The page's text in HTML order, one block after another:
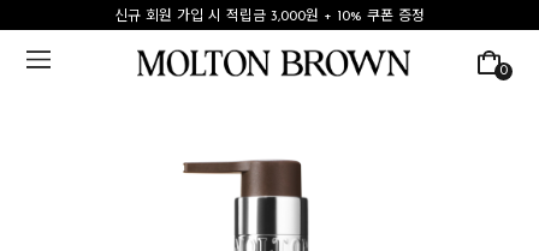
신규 회원 가입 시 적립금 3,000원 + 10% 쿠폰 증정
0